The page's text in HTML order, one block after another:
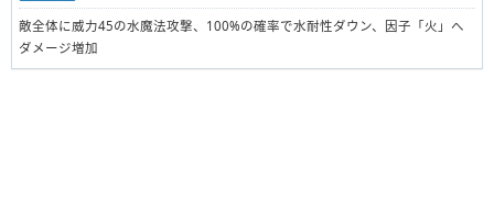
敵全体に威力45の水魔法攻撃、100%の確率で水耐性ダウン、因子「火」へ
ダメージ増加